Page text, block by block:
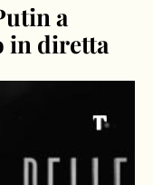
a
in diretta